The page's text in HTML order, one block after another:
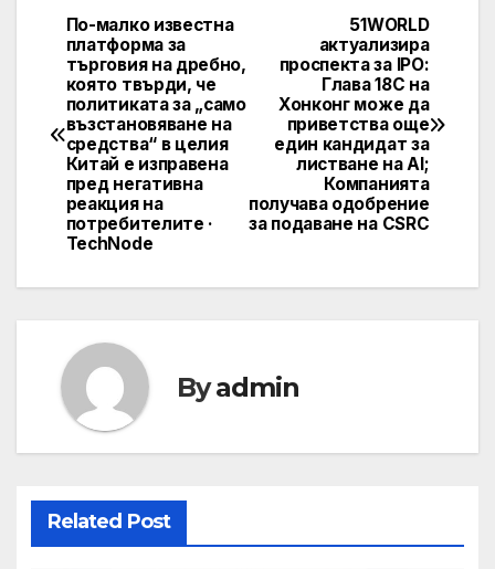
Post
navigation
51WORLD
актуализира
проспекта за IPO:
Глава 18C на
Хонконг може да
приветства още
един кандидат за
листване на AI;
Компанията
получава одобрение
за подаване на CSRC
По-малко известна
платформа за
търговия на дребно,
която твърди, че
политиката за „само
възстановяване на
средства“ в целия
Китай е изправена
пред негативна
реакция на
потребителите ·
TechNode
Byadmin
Related Post